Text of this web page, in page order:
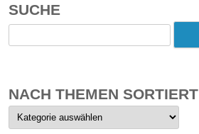
SUCHE
nach:
NACH THEMEN SORTIERT
Nach
Themen